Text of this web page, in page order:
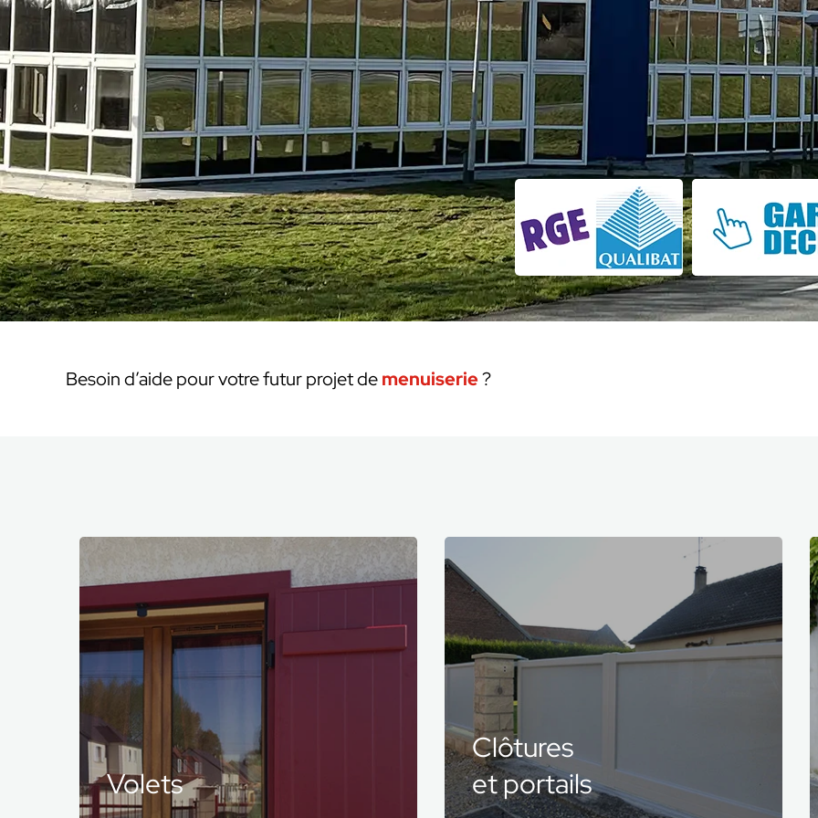
Besoin d’aide pour votre futur projet demenuiserie?
Clôtures
et portails
Portes
de garage